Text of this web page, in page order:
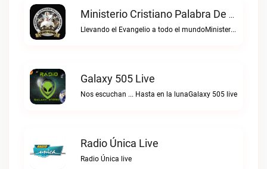
Ministerio Cristiano Palabra De Vida Live
Llevando el Evangelio a todo el mundoMinisterio Cristiano Palabra de Vida live
Galaxy 505 Live
Nos escuchan ... Hasta en la lunaGalaxy 505 live
Radio Única Live
Radio Única live